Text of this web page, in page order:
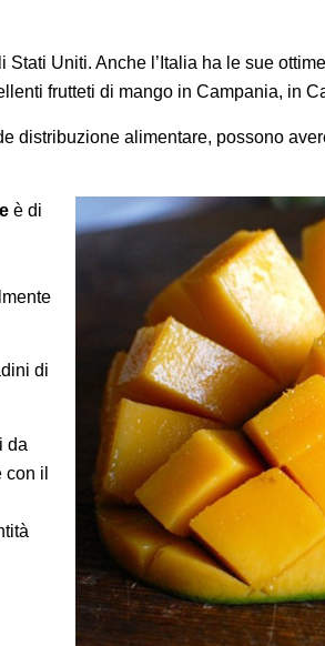
Uniti. Anche l’Italia ha le sue
frutteti di mango in Campania, in
distribuzione alimentare, possono
è di
di
da
il